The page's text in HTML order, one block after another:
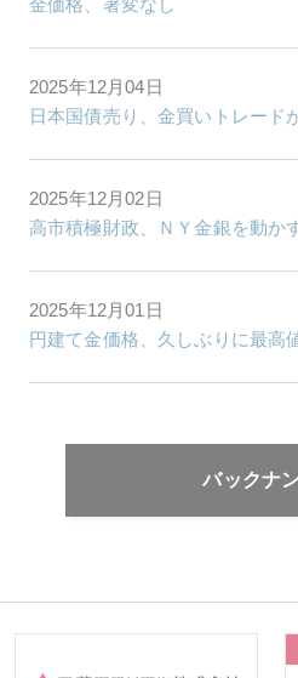
金価格、著変なし
2025年12月04日
日本国債売り、金買いトレード
2025年12月02日
高市積極財政、ＮＹ金銀を動か
2025年12月01日
円建て金価格、久しぶりに最高
バックナ